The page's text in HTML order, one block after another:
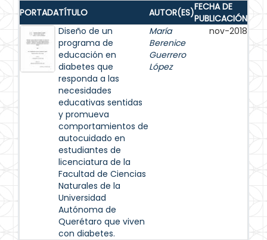
PORTADATÍTULO AUTOR(ES)FECHA DE
PUBLICACIÓN
Diseño de un
programa de
educación en
diabetes que
responda a las
necesidades
educativas sentidas
y promueva
comportamientos de
autocuidado en
estudiantes de
licenciatura de la
Facultad de Ciencias
Naturales de la
Universidad
Autónoma de
Querétaro que viven
con diabetes.
María
Berenice
Guerrero
López
nov-2018